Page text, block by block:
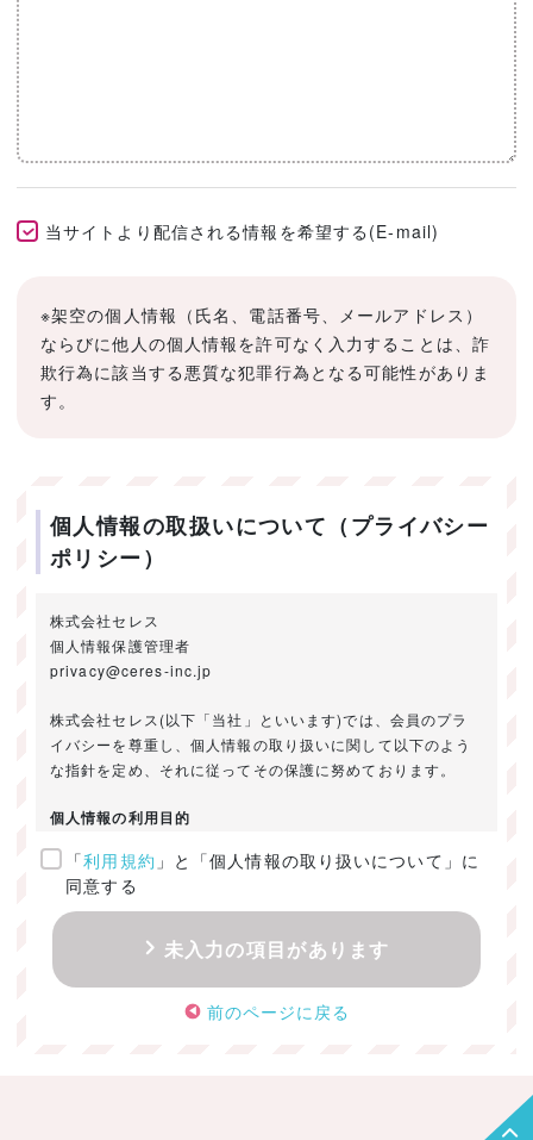
当サイトより配信される情報を希望する(E-mail)
※架空の個人情報（氏名、電話番号、メールアドレス）
ならびに他人の個人情報を許可なく入力することは、詐
欺行為に該当する悪質な犯罪行為となる可能性がありま
す。
個人情報の取扱いについて（プライバシー
ポリシー）
株式会社セレス
個人情報保護管理者
privacy@ceres-inc.jp
株式会社セレス(以下「当社」といいます)では、会員のプラ
イバシーを尊重し、個人情報の取り扱いに関して以下のよう
な指針を定め、それに従ってその保護に努めております。
個人情報の利用目的
ご提供いただきました個人情報は、以下のためにのみ利用い
たします。
・お問い合わせに対する回答及び資料送付のご連絡
・当社のお客様向けサービスの提供
・本人確認
・サービスの開発・改善のための分析
「利用規約 」と「個人情報の取り扱いについて」に
同意する
未入力の項目があります
前のページに戻る